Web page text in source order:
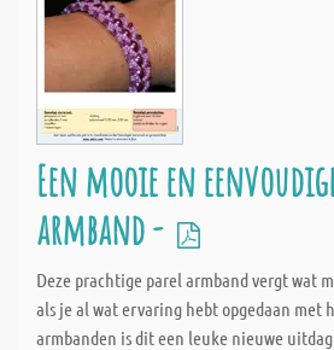
Een mooie en
armband -
Deze prachtige parel armband vergt wat
als je al wat ervaring hebt opgedaan met
armbanden is dit een leuke nieuwe